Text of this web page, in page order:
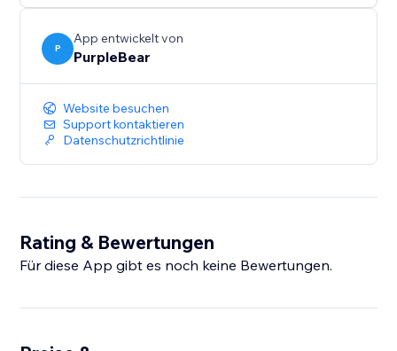
P
App entwickelt von
PurpleBear
Website besuchen
Support kontaktieren
Datenschutzrichtlinie
Rating & Bewertungen
Für diese App gibt es noch keine Bewertungen.